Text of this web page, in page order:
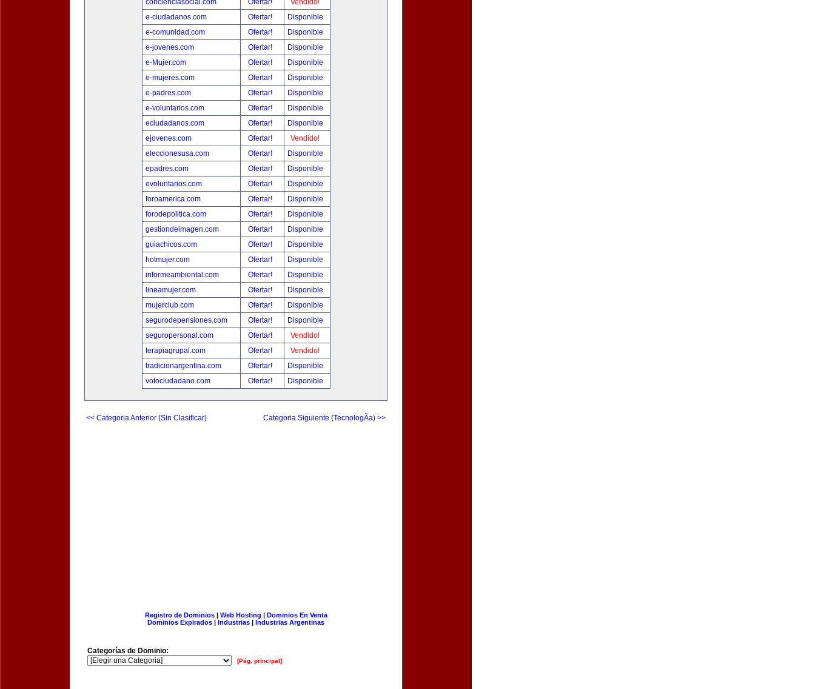
concienciasocial.com
Ofertar!
Vendido!
e-ciudadanos.com
Ofertar!
Disponible
e-comunidad.com
Ofertar!
Disponible
e-jovenes.com
Ofertar!
Disponible
e-Mujer.com
Ofertar!
Disponible
e-mujeres.com
Ofertar!
Disponible
e-padres.com
Ofertar!
Disponible
e-voluntarios.com
Ofertar!
Disponible
eciudadanos.com
Ofertar!
Disponible
ejovenes.com
Ofertar!
Vendido!
eleccionesusa.com
Ofertar!
Disponible
epadres.com
Ofertar!
Disponible
evoluntarios.com
Ofertar!
Disponible
foroamerica.com
Ofertar!
Disponible
forodepolitica.com
Ofertar!
Disponible
gestiondeimagen.com
Ofertar!
Disponible
guiachicos.com
Ofertar!
Disponible
hotmujer.com
Ofertar!
Disponible
informeambiental.com
Ofertar!
Disponible
lineamujer.com
Ofertar!
Disponible
mujerclub.com
Ofertar!
Disponible
segurodepensiones.com
Ofertar!
Disponible
seguropersonal.com
Ofertar!
Vendido!
terapiagrupal.com
Ofertar!
Vendido!
tradicionargentina.com
Ofertar!
Disponible
votociudadano.com
Ofertar! Disponible
<< Categoria Anterior (Sin Clasificar) Categoria Siguiente (TecnologÃ­a) >>
Registro de Dominios| Web Hosting | Dominios En Venta
Dominios Expirados | Industrias | Industrias Argentinas
Categorías de Dominio:
[Pág. principal]